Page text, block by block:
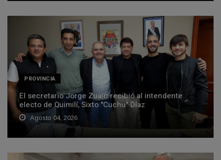
PROVINCIA
El secretario Jorge Zuain recibió al intendente
electo de Quimilí, Sixto "Cuchu" Díaz
Agosto 04, 2026